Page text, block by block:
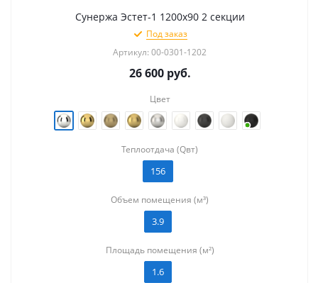
Сунержа Эстет-1 1200х90 2 секции
Под заказ
Артикул: 00-0301-1202
26 600руб.
Цвет
Теплоотдача (Qвт)
156
Объем помещения (м³)
3.9
Площадь помещения (м²)
1.6